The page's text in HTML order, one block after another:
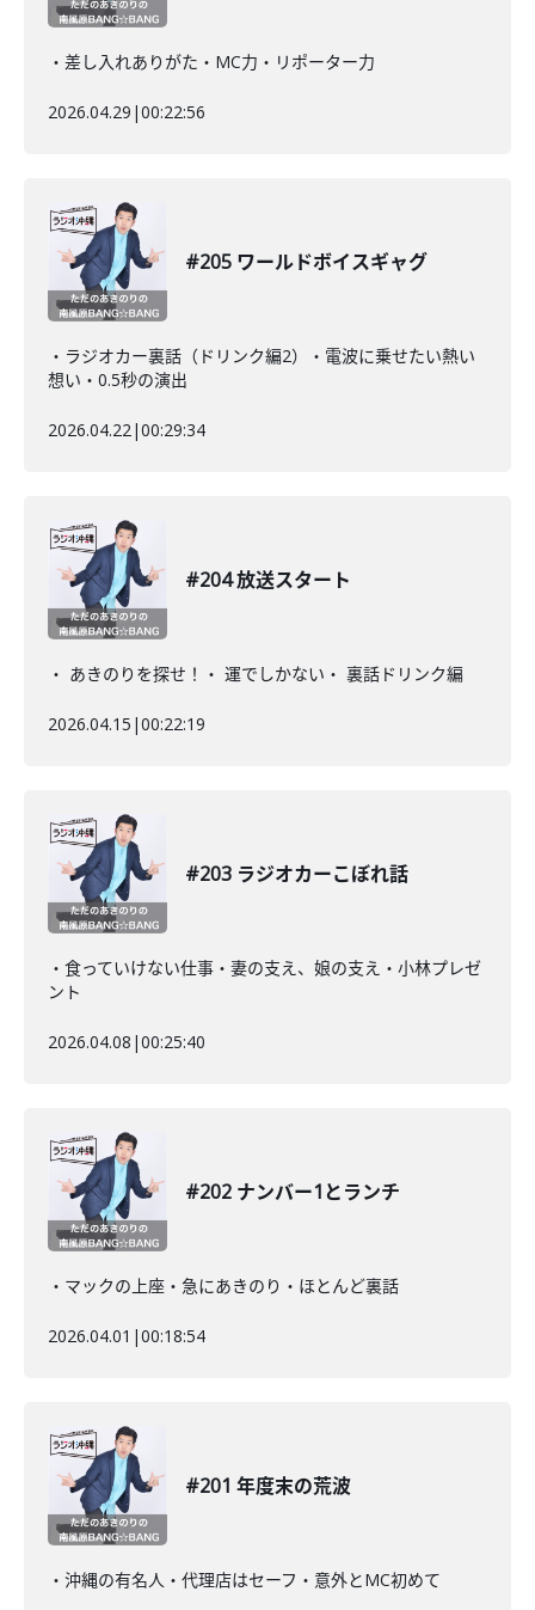
・差し入れありがた・MC力・リポーター力
2026.04.29 |00:22:56
#205 ワールドボイスギャグ
・ラジオカー裏話（ドリンク編2）・電波に乗せたい熱い
想い・0.5秒の演出
2026.04.22|00:29:34
#204 放送スタート
・ あきのりを探せ！・ 運でしかない・ 裏話ドリンク編
2026.04.15 |00:22:19
#203 ラジオカーこぼれ話
・食っていけない仕事・妻の支え、娘の支え・小林プレゼ
ント
2026.04.08 |00:25:40
#202 ナンバー1とランチ
・マックの上座・急にあきのり・ほとんど裏話
2026.04.01 |00:18:54
#201 年度末の荒波
・沖縄の有名人・代理店はセーフ・意外とMC初めて